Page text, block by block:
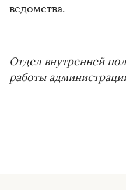
ведомства.
Отдел внутренней
работы